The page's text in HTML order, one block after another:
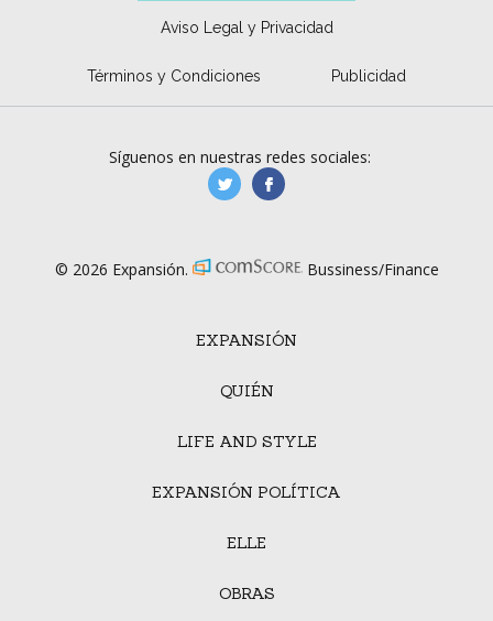
Aviso Legal y Privacidad
Términos y Condiciones Publicidad
EXPANSIÓN
QUIÉN
LIFE AND STYLE
EXPANSIÓN POLÍTICA
ELLE
OBRAS
Síguenos en nuestras redes sociales:
manufacturaGE
© 2026 Expansión. Bussiness/Finance